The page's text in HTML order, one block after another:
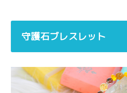
守護石ブレスレット